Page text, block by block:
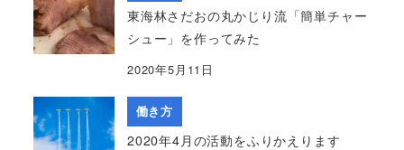
東海林さだおの丸かじり流「簡単チャー
シュー」を作ってみた
2020年5月11日
働き方
2020年4月の活動をふりかえります